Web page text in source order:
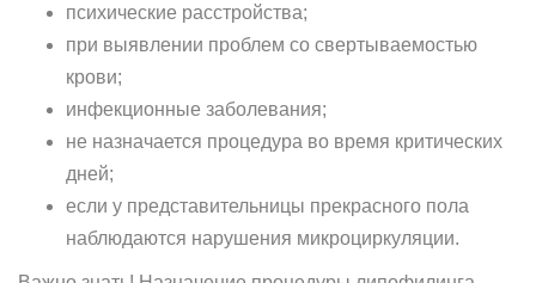
психические расстройства;
при выявлении проблем со свертываемостью
крови;
инфекционные заболевания;
не назначается процедура во время критических
дней;
если у представительницы прекрасного пола
наблюдаются нарушения микроциркуляции.